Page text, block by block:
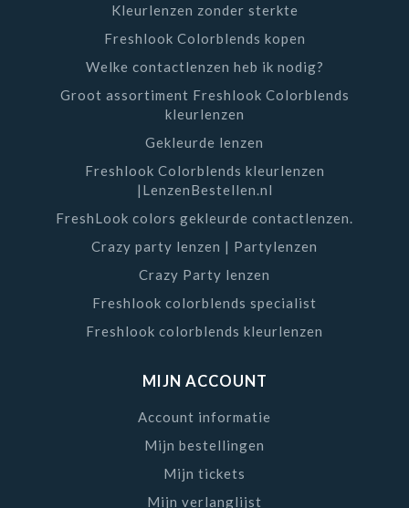
Kleurlenzen zonder sterkte
Freshlook Colorblends kopen
Welke contactlenzen heb ik nodig?
Groot assortiment Freshlook Colorblends
kleurlenzen
Gekleurde lenzen
Freshlook Colorblends kleurlenzen
|LenzenBestellen.nl
FreshLook colors gekleurde contactlenzen.
Crazy party lenzen | Partylenzen
Crazy Party lenzen
Freshlook colorblends specialist
Freshlook colorblends kleurlenzen
MIJN ACCOUNT
Account informatie
Mijn bestellingen
Mijn tickets
Mijn verlanglijst